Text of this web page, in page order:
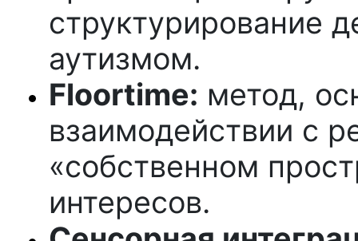
структурирование
аутизмом.
Floortime: метод,
взаимодействии с
«собственном
интересов.